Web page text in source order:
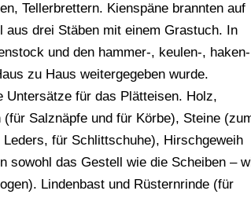
Tellerbrettern. Kienspäne brannten auf
drei Stäben mit einem Grastuch. In
und den hammer-, keulen-, haken-
zu Haus weitergegeben wurde.
Untersätze für das Plätteisen. Holz,
Salznäpfe und für Körbe), Steine
für Schlittschuhe), Hirschgeweih
sowohl das Gestell wie die Scheiben –
Lindenbast und Rüsternrinde (für